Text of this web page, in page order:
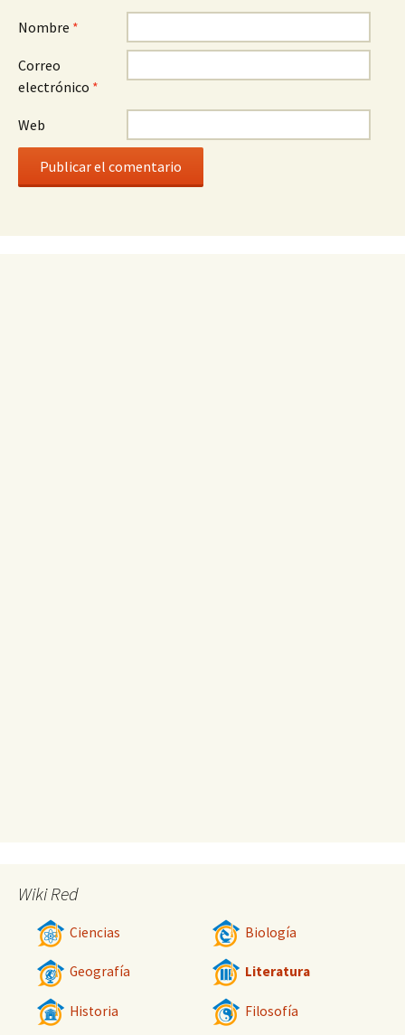
Nombre *
Correo
electrónico *
Web
Wiki Red
Ciencias Biología
Geografía Literatura
Historia Filosofía